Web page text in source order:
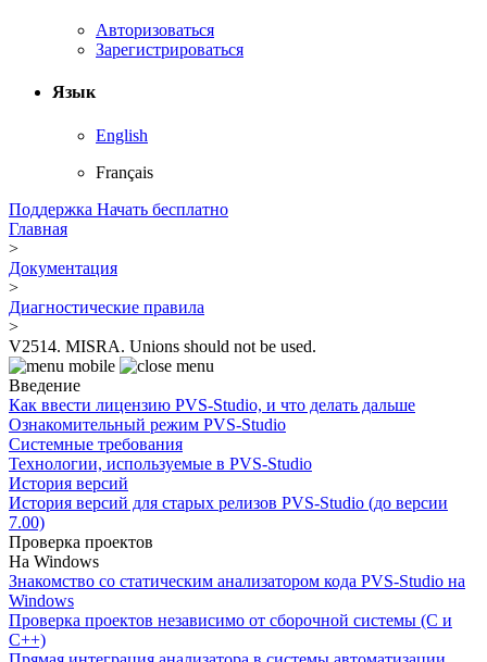
Авторизоваться
Зарегистрироваться
Язык
English
Français
Поддержка Начать бесплатно
Главная
>
Документация
>
Диагностические правила
>
V2514. MISRA. Unions should not be used.
Введение
Как ввести лицензию PVS-Studio, и что делать дальше
Ознакомительный режим PVS-Studio
Системные требования
Технологии, используемые в PVS-Studio
История версий
История версий для старых релизов PVS-Studio (до версии
7.00)
Проверка проектов
На Windows
Знакомство со статическим анализатором кода PVS-Studio на
Windows
Проверка проектов независимо от сборочной системы (C и
C++)